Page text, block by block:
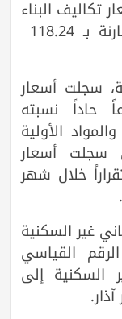
تكاليف البناء
سجلت أسعار
حاداً نسبته
الأولية
في حين سجلت أسعار
خلال شهر
غير السكنية
ارتفع الرقم القياسي
السكنية إلى